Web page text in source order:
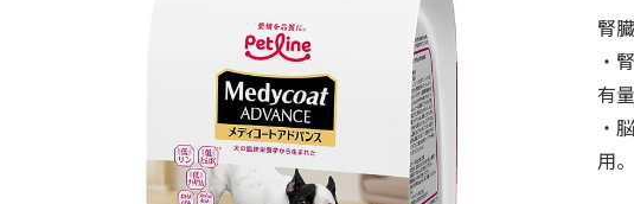
腎
・
有
・
用。